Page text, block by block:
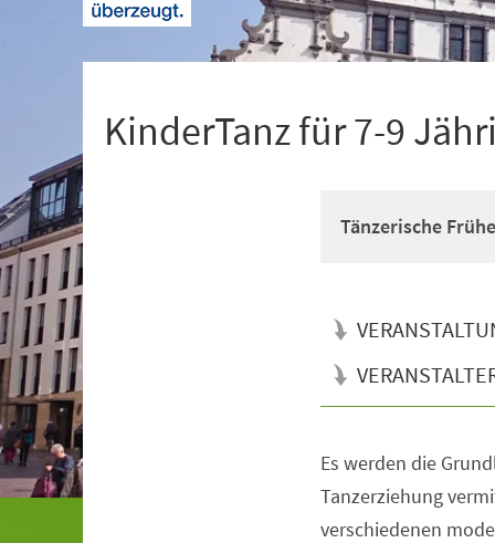
KinderTanz für 7-9
Tänzerische
Es werden die
Tanzerziehung
verschiedenen